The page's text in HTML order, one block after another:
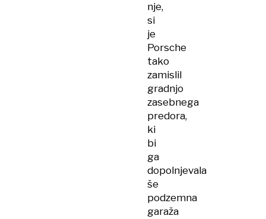
nje,
si
je
Porsche
tako
zamislil
gradnjo
zasebnega
predora,
ki
bi
ga
dopolnjevala
še
podzemna
garaža